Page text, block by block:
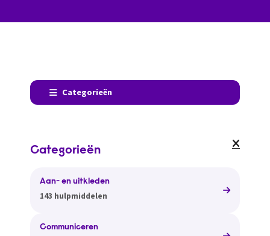
Categorieën
Categorieën
Aan- en uitkleden
143 hulpmiddelen
Communiceren